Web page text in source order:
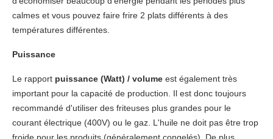
calmes et vous pouvez faire frire 2 plats différents à des
températures différentes.
Puissance
Le rapport puissance (Watt) / volume est également très
important pour la capacité de production. Il est donc toujours
recommandé d'utiliser des friteuses plus grandes pour le
courant électrique (400V) ou le gaz. L'huile ne doit pas être trop